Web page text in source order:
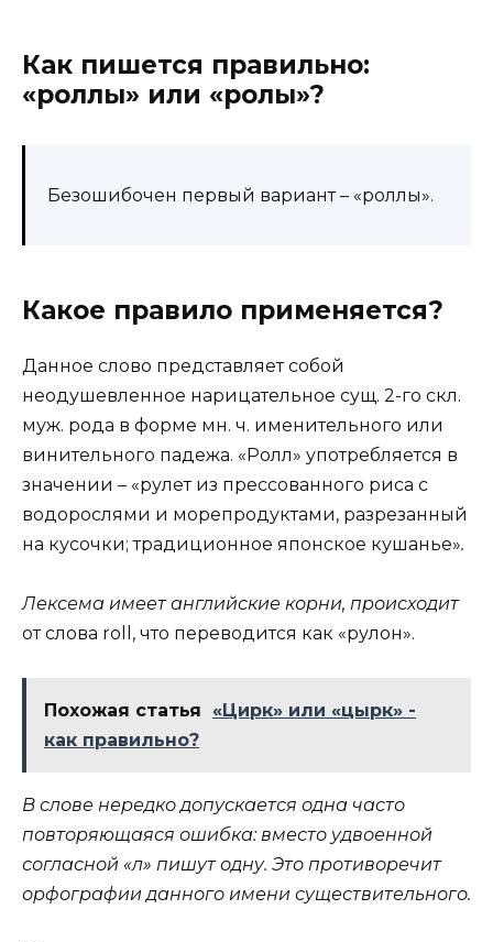
Как пишется правильно:
«роллы» или «ролы»?
Безошибочен первый вариант – «роллы».
Какое правило применяется?
Данное слово представляет собой
неодушевленное нарицательное сущ. 2-го скл.
муж. рода в форме мн. ч. именительного или
винительного падежа. «Ролл» употребляется в
значении – «рулет из прессованного риса с
водорослями и морепродуктами, разрезанный
на кусочки; традиционное японское кушанье».
Лексема имеет английские корни, происходит
от слова roll, что переводится как «рулон».
Похожая статья
«Цирк» или «цырк» -
как правильно?
В слове нередко допускается одна часто
повторяющаяся ошибка: вместо удвоенной
согласной «л» пишут одну. Это противоречит
орфографии данного имени существительного.